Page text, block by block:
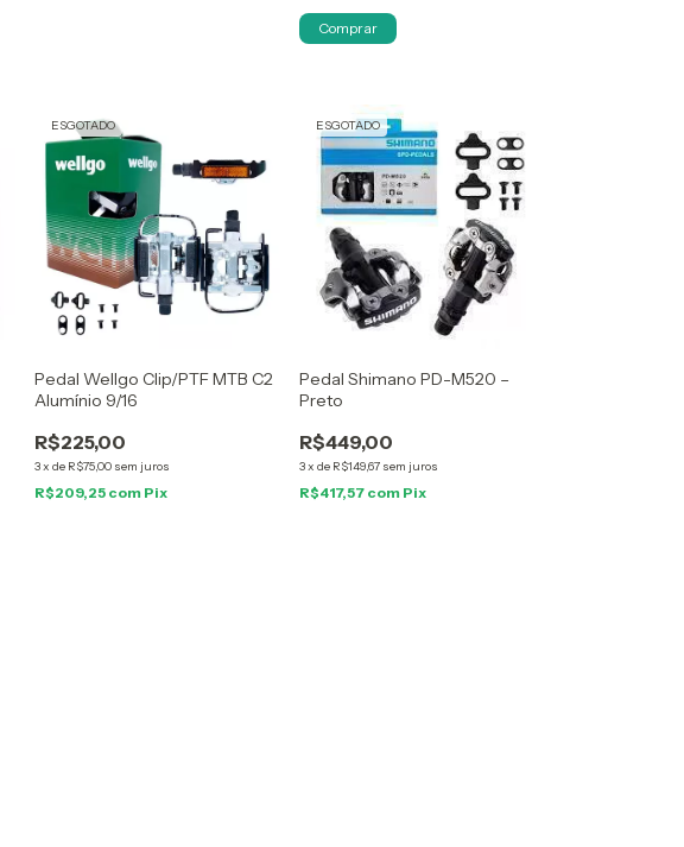
ESGOTADO
Pedal Wellgo Clip/PTF MTB C2
Alumínio 9/16
R$225,00
3xde R$75,00 sem juros
R$209,25 com Pix
ESGOTADO
Pedal Shimano PD-M520 –
Preto
R$449,00
3x de R$149,67 sem juros
R$417,57 com Pix